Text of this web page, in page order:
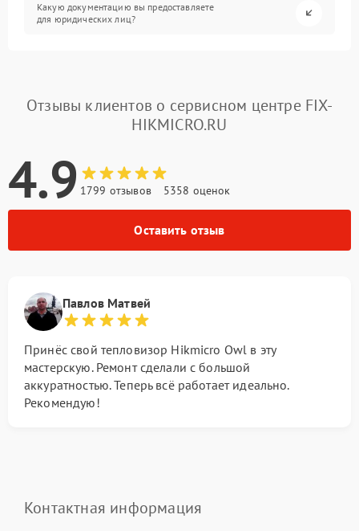
Какую документацию вы предоставляете
для юридических лиц?
Отзывы клиентов о сервисном центре FIX-
HIKMICRO.RU
4.9 1799 отзывов 5358 оценок
Оставить отзыв
Павлов Матвей
Принёс свой тепловизор Hikmicro Owl в эту
мастерскую. Ремонт сделали с большой
аккуратностью. Теперь всё работает идеально.
Рекомендую!
Контактная информация